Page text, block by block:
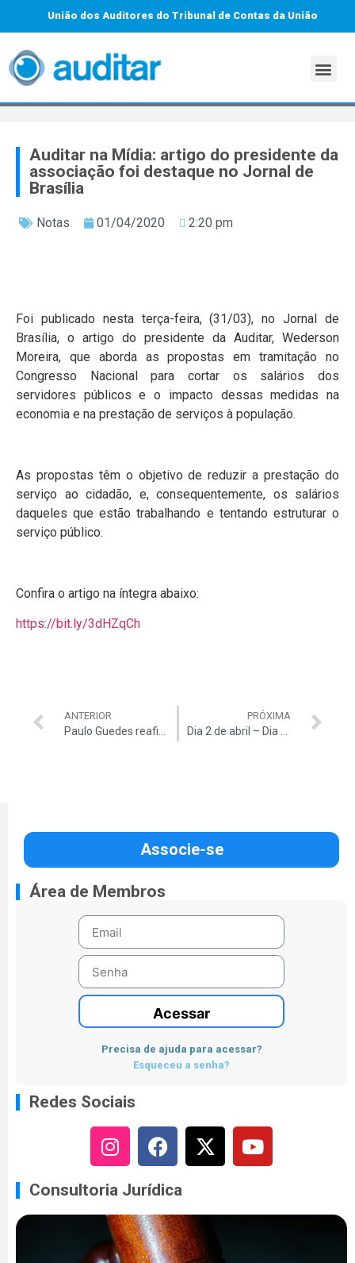
União dos Auditores do Tribunal de Contas da União
Auditar na Mídia: artigo do presidente da
associação foi destaque no Jornal de
Brasília
Notas 01/04/2020 2:20 pm
Foi publicado nesta terça-feira, (31/03), no Jornal de
Brasília, o artigo do presidente da Auditar, Wederson
Moreira, que aborda as propostas em tramitação no
Congresso Nacional para cortar os salários dos
servidores públicos e o impacto dessas medidas na
economia e na prestação de serviços à população.
As propostas têm o objetivo de reduzir a prestação do
serviço ao cidadão, e, consequentemente, os salários
daqueles que estão trabalhando e tentando estruturar o
serviço público.
Confira o artigo na íntegra abaixo:
https://bit.ly/3dHZqCh
ANTERIOR PRÓXIMA
Associe-se
Área de Membros
Acessar
Precisa de ajuda para acessar?
Esqueceu a senha?
Redes Sociais
Consultoria Jurídica